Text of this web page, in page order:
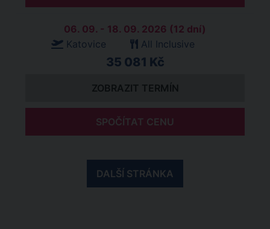
06. 09. - 18. 09. 2026 (12 dní)
Katovice
All Inclusive
35 081 Kč
ZOBRAZIT TERMÍN
SPOČÍTAT CENU
DALŠÍ STRÁNKA